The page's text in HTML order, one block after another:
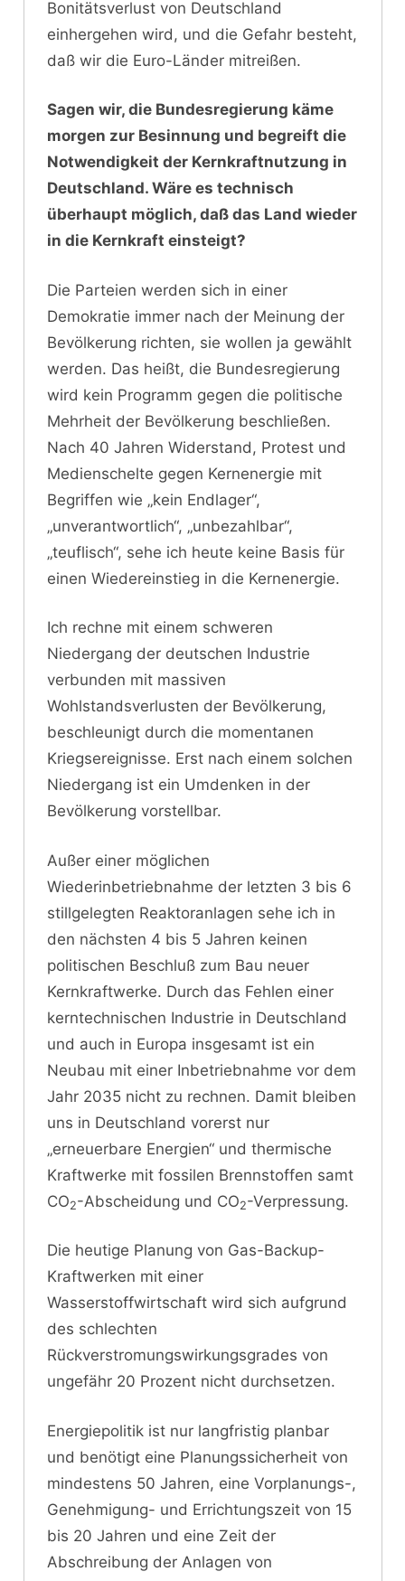
Bonitätsverlust von Deutschland
einhergehen wird, und die Gefahr besteht,
daß wir die Euro-Länder mitreißen.
Sagen wir, die Bundesregierung käme
morgen zur Besinnung und begreift die
Notwendigkeit der Kernkraftnutzung in
Deutschland. Wäre es technisch
überhaupt möglich, daß das Land wieder
in die Kernkraft einsteigt?
Die Parteien werden sich in einer
Demokratie immer nach der Meinung der
Bevölkerung richten, sie wollen ja gewählt
werden. Das heißt, die Bundesregierung
wird kein Programm gegen die politische
Mehrheit der Bevölkerung beschließen.
Nach 40 Jahren Widerstand, Protest und
Medienschelte gegen Kernenergie mit
Begriffen wie „kein Endlager“,
„unverantwortlich“, „unbezahlbar“,
„teuflisch“, sehe ich heute keine Basis für
einen Wiedereinstieg in die Kernenergie.
Ich rechne mit einem schweren
Niedergang der deutschen Industrie
verbunden mit massiven
Wohlstandsverlusten der Bevölkerung,
beschleunigt durch die momentanen
Kriegsereignisse. Erst nach einem solchen
Niedergang ist ein Umdenken in der
Bevölkerung vorstellbar.
Außer einer möglichen
Wiederinbetriebnahme der letzten 3 bis 6
stillgelegten Reaktoranlagen sehe ich in
den nächsten 4 bis 5 Jahren keinen
politischen Beschluß zum Bau neuer
Kernkraftwerke. Durch das Fehlen einer
kerntechnischen Industrie in Deutschland
und auch in Europa insgesamt ist ein
Neubau mit einer Inbetriebnahme vor dem
Jahr 2035 nicht zu rechnen. Damit bleiben
uns in Deutschland vorerst nur
„erneuerbare Energien“ und thermische
Kraftwerke mit fossilen Brennstoffen samt
CO2-Abscheidung und CO2-Verpressung.
Die heutige Planung von Gas-Backup-
Kraftwerken mit einer
Wasserstoffwirtschaft wird sich aufgrund
des schlechten
Rückverstromungswirkungsgrades von
ungefähr 20 Prozent nicht durchsetzen.
Energiepolitik ist nur langfristig planbar
und benötigt eine Planungssicherheit von
mindestens 50 Jahren, eine Vorplanungs-,
Genehmigung- und Errichtungszeit von 15
bis 20 Jahren und eine Zeit der
Abschreibung der Anlagen von